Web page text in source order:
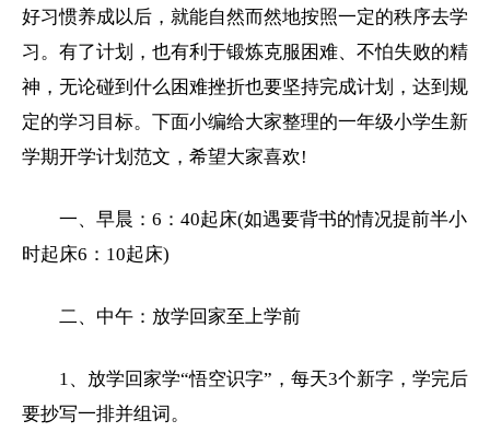
好习惯养成以后，就能自然而然地按照一定的秩序去学
习。有了计划，也有利于锻炼克服困难、不怕失败的精
神，无论碰到什么困难挫折也要坚持完成计划，达到规
定的学习目标。下面小编给大家整理的一年级小学生新
学期开学计划范文，希望大家喜欢!
一、早晨：6：40起床(如遇要背书的情况提前半小
时起床6：10起床)
二、中午：放学回家至上学前
1、放学回家学“悟空识字”，每天3个新字，学完后
要抄写一排并组词。